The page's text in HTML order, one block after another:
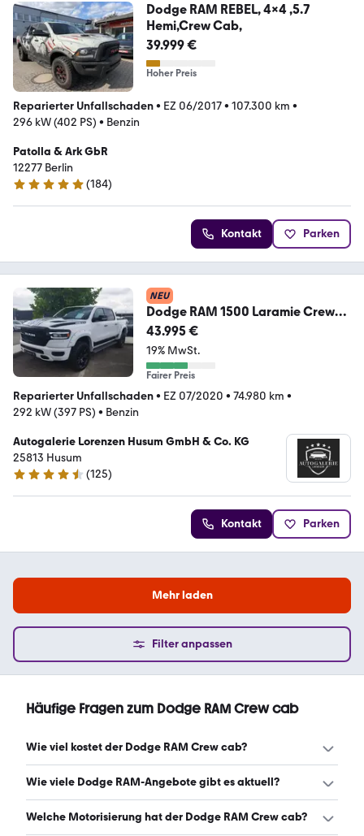
Dodge RAM REBEL, 4x4 ,5.7
Hemi,Crew Cab,
39.999 €
Hoher Preis
Reparierter Unfallschaden• EZ 06/2017• 107.300 km •
296 kW (402 PS) • Benzin
Patolla & Ark GbR
12277 Berlin
4.9 Sterne
(184)
Kontakt Parken
NEU
Dodge RAM 1500 Laramie Crew
43.995 €
19% MwSt.
Fairer Preis
Reparierter Unfallschaden• EZ 07/2020 • 74.980 km •
292 kW (397 PS) • Benzin
Autogalerie Lorenzen Husum GmbH & Co. KG
25813 Husum
4.3 Sterne
(125)
Kontakt Parken
Mehr laden
Filter anpassen
Häufige Fragen zum Dodge RAM Crew cab
Wie viel kostet der Dodge RAM Crew cab?
Ein guter Preis für einen Dodge RAM Crew cab liegt
starten ab 492 € monatlich. (Stand: 9.8.2026)
Wie viele Dodge RAM-Angebote gibt es aktuell?
Es gibt insgesamt 188 Dodge RAM bei mobile.de, davon
Welche Motorisierung hat der Dodge RAM Crew cab?